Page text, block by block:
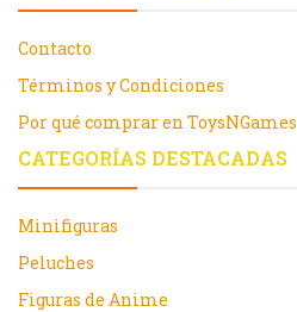
Contacto
Términos y Condiciones
Por qué comprar en ToysNGames
CATEGORÍAS DESTACADAS
Minifiguras
Peluches
Figuras de Anime